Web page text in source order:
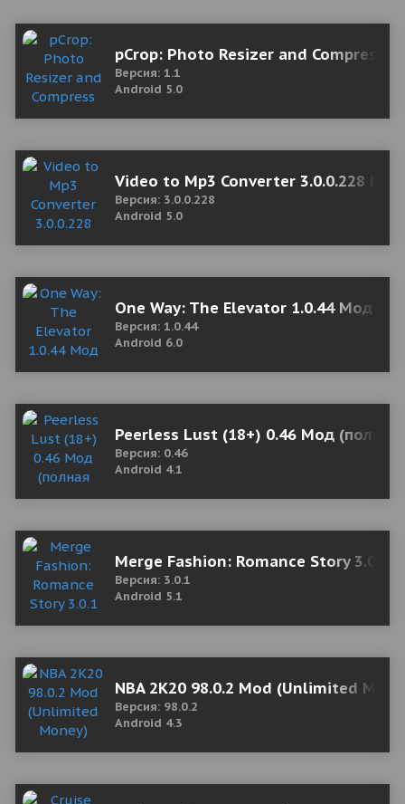
pCrop: Photo Resizer and Compress
Версия: 1.1
Android 5.0
Video to Mp3 Converter 3.0.0.228
Версия: 3.0.0.228
Android 5.0
One Way: The Elevator 1.0.44 Мод
Версия: 1.0.44
Android 6.0
Peerless Lust (18+) 0.46 Мод (полная
Версия: 0.46
Android 4.1
Merge Fashion: Romance Story 3.0.1
Версия: 3.0.1
Android 5.1
NBA 2K20 98.0.2 Mod (Unlimited
Версия: 98.0.2
Android 4.3